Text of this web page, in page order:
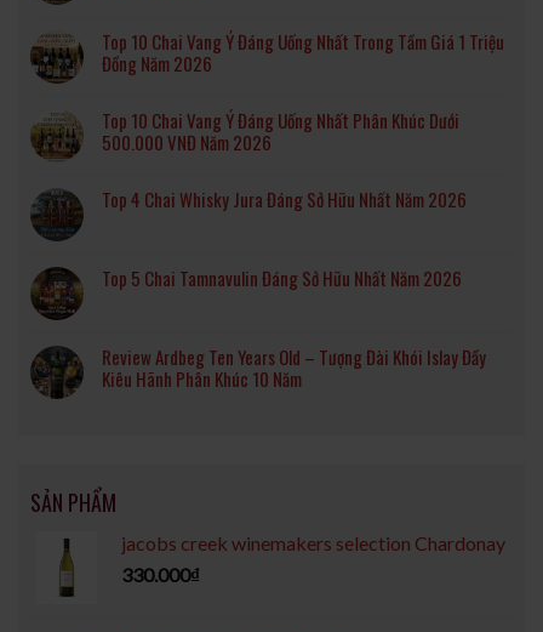
Top 10 Chai Vang Ý Đáng Uống Nhất Trong Tầm Giá 1 Triệu
Đồng Năm 2026
Top 10 Chai Vang Ý Đáng Uống Nhất Phân Khúc Dưới
500.000 VNĐ Năm 2026
Top 4 Chai Whisky Jura Đáng Sở Hữu Nhất Năm 2026
Top 5 Chai Tamnavulin Đáng Sở Hữu Nhất Năm 2026
Review Ardbeg Ten Years Old – Tượng Đài Khói Islay Đầy
Kiêu Hãnh Phân Khúc 10 Năm
SẢN PHẨM
jacobs creek winemakers selection Chardonay
330.000₫